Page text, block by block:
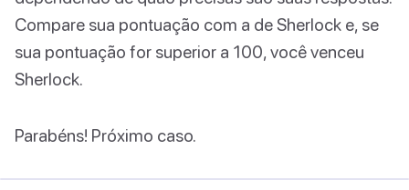
Compare sua pontuação com a de Sherlock e, se
sua pontuação for superior a 100, você venceu
Sherlock.
Parabéns! Próximo caso.